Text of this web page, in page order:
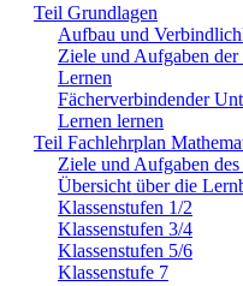
Teil Grundlagen
Aufbau und
Ziele und Aufgaben
Lernen
Fächerverbindender
Lernen lernen
Teil Fachlehrplan
Ziele und Aufgaben
Übersicht über die
Klassenstufen 1/2
Klassenstufen 3/4
Klassenstufen 5/6
Klassenstufe 7